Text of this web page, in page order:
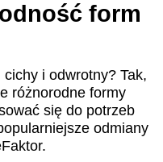
form
i odwrotny? Tak,
różnorodne formy
się do potrzeb
odmiany